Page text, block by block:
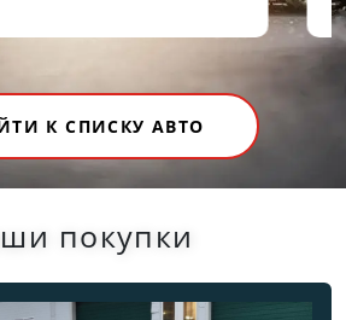
К СПИСКУ АВТО
покупки